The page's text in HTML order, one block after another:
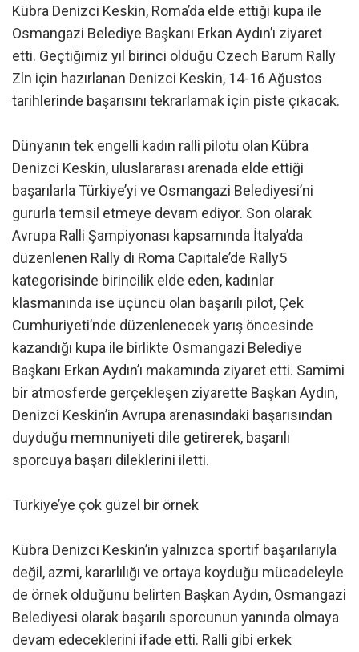
Kübra Denizci Keskin, Roma’da elde ettiği kupa ile
Osmangazi Belediye Başkanı Erkan Aydın’ı ziyaret
etti. Geçtiğimiz yıl birinci olduğu Czech Barum Rally
Zln için hazırlanan Denizci Keskin, 14-16 Ağustos
tarihlerinde başarısını tekrarlamak için piste çıkacak.
Dünyanın tek engelli kadın ralli pilotu olan Kübra
Denizci Keskin, uluslararası arenada elde ettiği
başarılarla Türkiye’yi ve Osmangazi Belediyesi’ni
gururla temsil etmeye devam ediyor. Son olarak
Avrupa Ralli Şampiyonası kapsamında İtalya’da
düzenlenen Rally di Roma Capitale’de Rally5
kategorisinde birincilik elde eden, kadınlar
klasmanında ise üçüncü olan başarılı pilot, Çek
Cumhuriyeti’nde düzenlenecek yarış öncesinde
kazandığı kupa ile birlikte Osmangazi Belediye
Başkanı Erkan Aydın’ı makamında ziyaret etti. Samimi
bir atmosferde gerçekleşen ziyarette Başkan Aydın,
Denizci Keskin’in Avrupa arenasındaki başarısından
duyduğu memnuniyeti dile getirerek, başarılı
sporcuya başarı dileklerini iletti.
Türkiye’ye çok güzel bir örnek
Kübra Denizci Keskin’in yalnızca sportif başarılarıyla
değil, azmi, kararlılığı ve ortaya koyduğu mücadeleyle
de örnek olduğunu belirten Başkan Aydın, Osmangazi
Belediyesi olarak başarılı sporcunun yanında olmaya
devam edeceklerini ifade etti. Ralli gibi erkek